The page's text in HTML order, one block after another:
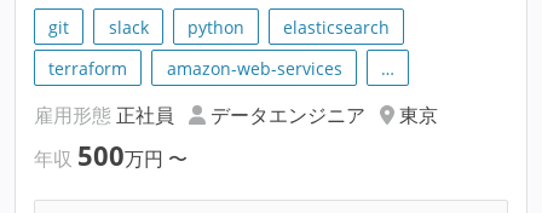
git slack python
elasticsearch
terraform
amazon-web-services …
雇用形態 正社員 データエンジニア
東京
年収 500万円 〜